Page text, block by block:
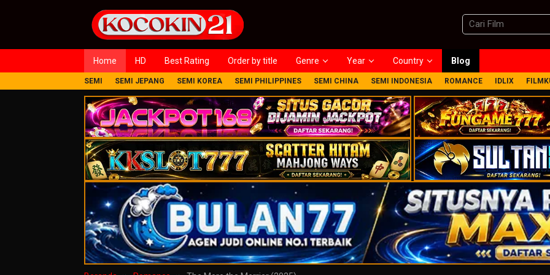
Home HD Best Rating Order by title Genre Year Country Blog
SEMI SEMI JEPANG SEMI KOREA SEMI PHILIPPINES SEMI CHINA SEMI INDONESIA ROMANCE IDLIX